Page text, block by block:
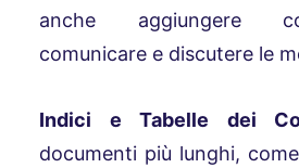
anche aggiungere
comunicare e discutere le
Indici e Tabelle dei
documenti più lunghi,